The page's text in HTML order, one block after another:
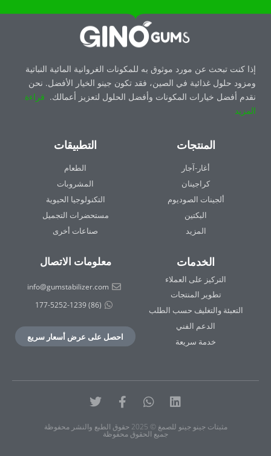
إذا كنت تبحث عن مورد موثوق به للمكونات الغروانية المائية النباتية
ومزود حلول غذائية في الصين، فقد تكون جينو الخيار الأفضل. نحن
نقدم أفضل خيارات المكونات وأفضل الحلول لتعزيز أعمالك. قراءة
المزيد
المنتجات
أغار-آجار
كراجينان
ألجينات الصوديوم
البكتين
المزيد
التطبيقات
الطعام
المشروبات
التكنولوجيا الحيوية
مستحضرات التجميل
صناعات أخرى
الخدمات
التركيز على العملاء
تطوير المنتجات
التعبئة والتغليف حسب الطلب
الدعم الفني
خدمة سريعة
معلومات الاتصال
info@gumstabilizer.com
(86) 177-5252-1239
احصل على عرض أسعار سريع
لينكدواتسفيسبوك-تويتر
مثبتات جينو جينو للصمغ © 2025 حقوق الطبع والنشر محفوظة
جميع الحقوق محفوظة